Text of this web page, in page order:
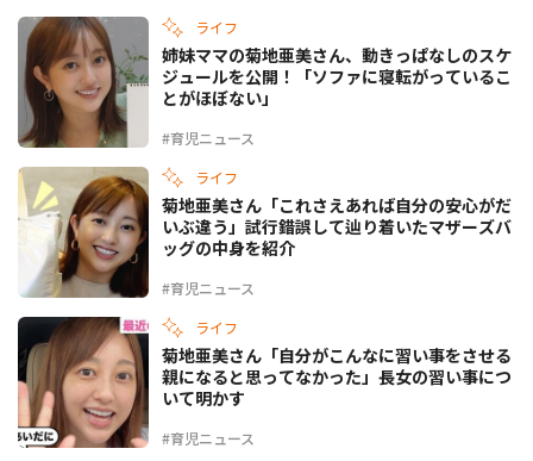
ライフ
#育児ニュース
姉妹ママの菊地亜美さん、動きっぱなしのスケ
ジュールを公開！「ソファに寝転がっているこ
とがほぼない」
ライフ
#育児ニュース
菊地亜美さん「これさえあれば自分の安心がだ
いぶ違う」試行錯誤して辿り着いたマザーズバ
ッグの中身を紹介
ライフ
#育児ニュース
菊地亜美さん「自分がこんなに習い事をさせる
親になると思ってなかった」長女の習い事につ
いて明かす